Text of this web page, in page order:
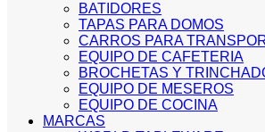
BATIDORES
TAPAS PARA DOMOS
CARROS PARA
EQUIPO DE CAFETERIA
BROCHETAS Y
EQUIPO DE MESEROS
EQUIPO DE COCINA
MARCAS